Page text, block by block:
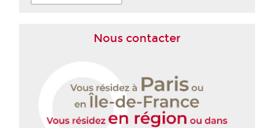
Nous contacter